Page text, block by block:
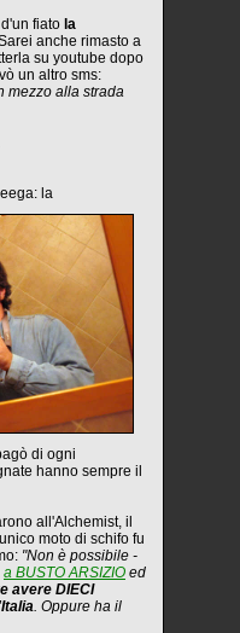
fiato la
anche rimasto a
su youtube dopo
un altro sms:
mezzo alla strada
la
di ogni
hanno sempre il
all'Alchemist, il
moto di schifo fu
"Non è possibile -
a BUSTO ARSIZIO ed
avere DIECI
. Oppure ha il